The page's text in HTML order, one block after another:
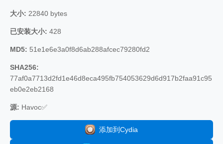
大小: 22840 bytes
已安装大小: 428
MD5: 51e1e6e3a0f8d6ab288afcec79280fd2
SHA256:
77af0a7713d2fd1e46d8eca495fb754053629d6d917b2faa91c95
eb0e2eb2168
源: Havoc✅
添加到Cydia